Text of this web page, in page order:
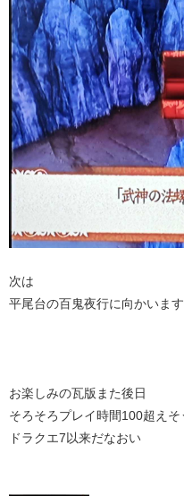
次は
平尾台の百鬼夜行に向かいま
お楽しみの瓦版また後日
そろそろプレイ時間100超えそ
ドラクエ7以来だなおい